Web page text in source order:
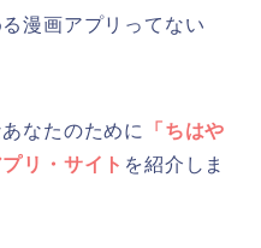
漫画アプリってない
なたのために
「ちはや
リ・サイト を紹介しま